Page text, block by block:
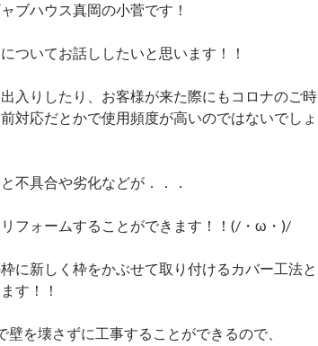
ブハウス真岡の小菅です！
ついてお話ししたいと思います！！
入りしたり、お客様が来た際にもコロナのご時
対応だとかで使用頻度が高いのではないでしょ
不具合や劣化などが．．．
フォームすることができます！！(/・ω・)/
に新しく枠をかぶせて取り付けるカバー工法と
す！！
壁を壊さずに工事することができるので、